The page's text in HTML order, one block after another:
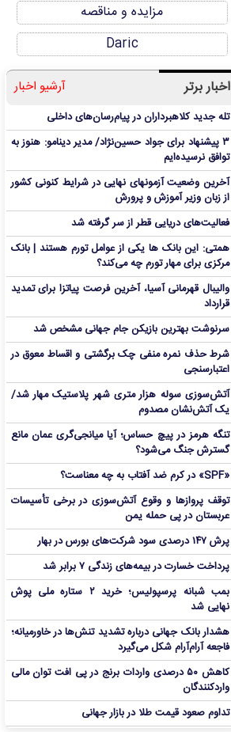
مزایده و مناقصه
Daric
اخبار برتر آرشیو اخبار
تله جدید کلاهبرداران در پیام‌رسان‌های داخلی
۳ پیشنهاد برای جواد حسین‌نژاد/ مدیر دینامو: هنوز به
توافق نرسیده‌ایم
آخرین وضعیت آزمونهای نهایی در شرایط کنونی کشور
از زبان وزیر آموزش و پرورش
فعالیت‌های دریایی قطر از سر گرفته شد
همتی: این بانک ها یکی از عوامل تورم هستند | بانک
مرکزی برای مهار تورم چه می‌کند؟
والیبال قهرمانی آسیا، آخرین فرصت پیاتزا برای تمدید
قرارداد
سرنوشت بهترین بازیکن جام جهانی مشخص شد
شرط حذف نمره منفی چک برگشتی و اقساط معوق در
اعتبارسنجی
آتش‌سوزی سوله هزار متری شهر پلاستیک مهار شد/
یک آتش‌نشان مصدوم
تنگه هرمز در پیچ حساس؛ آیا میانجی‌گری عمان مانع
گسترش جنگ می‌شود؟
«SPF» در کرم ضد آفتاب به چه معناست؟
توقف پروازها و وقوع آتش‌سوزی در برخی تأسیسات
عربستان در پی حمله یمن
پرش ۱۴۷ درصدی سود شرکت‌های بورس در بهار
پرداخت خسارت در بیمه‌های زندگی ۷ برابر شد
بمب شبانه پرسپولیس؛ خرید ۲ ستاره ملی پوش
نهایی شد
هشدار بانک جهانی درباره تشدید تنش‌ها در خاورمیانه؛
فاجعه آرام‌آرام شکل می‌گیرد
کاهش ۵۰ درصدی واردات برنج در پی افت توان مالی
واردکنندگان
تداوم صعود قیمت طلا در بازار جهانی